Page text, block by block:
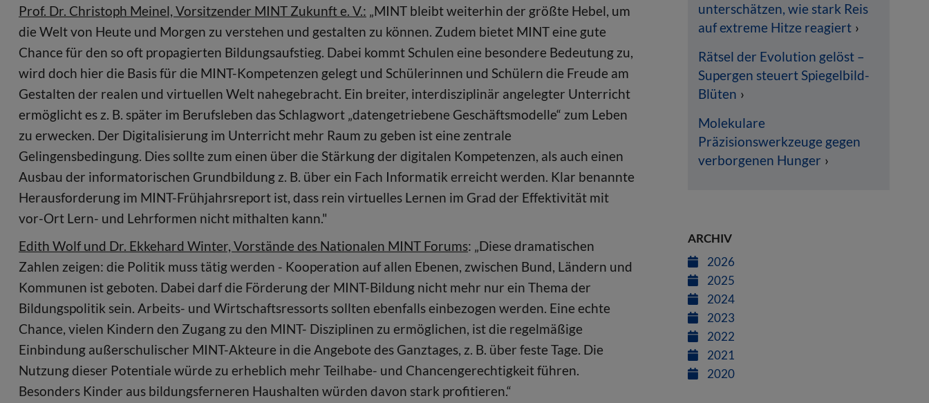
Prof. Dr. Christoph Meinel, Vorsitzender MINT Zukunft e. V.: „MINT bleibt weiterhin der größte Hebel, um
die Welt von Heute und Morgen zu verstehen und gestalten zu können. Zudem bietet MINT eine gute
Chance für den so oft propagierten Bildungsaufstieg. Dabei kommt Schulen eine besondere Bedeutung zu,
wird doch hier die Basis für die MINT-Kompetenzen gelegt und Schülerinnen und Schülern die Freude am
Gestalten der realen und virtuellen Welt nahegebracht. Ein breiter, interdisziplinär angelegter Unterricht
ermöglicht es z. B. später im Berufsleben das Schlagwort „datengetriebene Geschäftsmodelle“ zum Leben
zu erwecken. Der Digitalisierung im Unterricht mehr Raum zu geben ist eine zentrale
Gelingensbedingung. Dies sollte zum einen über die Stärkung der digitalen Kompetenzen, als auch einen
Ausbau der informatorischen Grundbildung z. B. über ein Fach Informatik erreicht werden. Klar benannte
Herausforderung im MINT-Frühjahrsreport ist, dass rein virtuelles Lernen im Grad der Effektivität mit
vor-Ort Lern- und Lehrformen nicht mithalten kann."
Edith Wolf und Dr. Ekkehard Winter, Vorstände des Nationalen MINT Forums: „Diese dramatischen
Zahlen zeigen: die Politik muss tätig werden - Kooperation auf allen Ebenen, zwischen Bund, Ländern und
Kommunen ist geboten. Dabei darf die Förderung der MINT-Bildung nicht mehr nur ein Thema der
Bildungspolitik sein. Arbeits- und Wirtschaftsressorts sollten ebenfalls einbezogen werden. Eine echte
Chance, vielen Kindern den Zugang zu den MINT- Disziplinen zu ermöglichen, ist die regelmäßige
Einbindung außerschulischer MINT-Akteure in die Angebote des Ganztages, z. B. über feste Tage. Die
Nutzung dieser Potentiale würde zu erheblich mehr Teilhabe- und Chancengerechtigkeit führen.
Besonders Kinder aus bildungsferneren Haushalten würden davon stark profitieren.“
unterschätzen, wie stark Reis
auf extreme Hitze reagiert
Rätsel der Evolution gelöst –
Supergen steuert Spiegelbild-
Blüten
Molekulare
Präzisionswerkzeuge gegen
verborgenen Hunger
ARCHIV
2026
2025
2024
2023
2022
2021
2020